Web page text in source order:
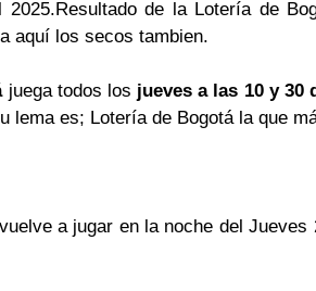
2025.Resultado de la Lotería de
aquí los secos tambien.
juega todos los jueves a las 10 y 30
lema es; Lotería de Bogotá la que
a jugar en la noche del